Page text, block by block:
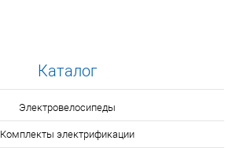
Каталог
Электровелосипеды
Комплекты электрификации